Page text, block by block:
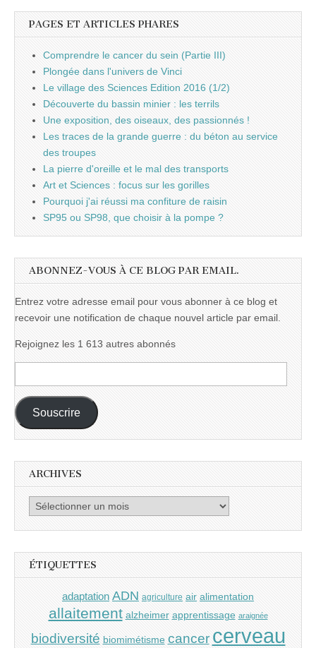
PAGES ET ARTICLES PHARES
Comprendre le cancer du sein (Partie III)
Plongée dans l'univers de Vinci
Le village des Sciences Edition 2016 (1/2)
Découverte du bassin minier : les terrils
Une exposition, des oiseaux, des passionnés !
Les traces de la grande guerre : du béton au service
des troupes
La pierre d'oreille et le mal des transports
Art et Sciences : focus sur les gorilles
Pourquoi j'ai réussi ma confiture de raisin
SP95 ou SP98, que choisir à la pompe ?
ABONNEZ-VOUS À CE BLOG PAR EMAIL.
Entrez votre adresse email pour vous abonner à ce blog et
recevoir une notification de chaque nouvel article par email.
Rejoignez les 1 613 autres abonnés
e-
mail :
Souscrire
ARCHIVES
Archives
ÉTIQUETTES
adaptation ADN agriculture air alimentation
allaitement alzheimer apprentissage araignée
biodiversité biomimétisme cancer cerveau